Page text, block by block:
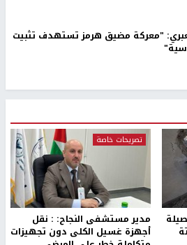
"معركة مضيق هرمز تستهدف تثبيت
تصريحات خاصة
مدير مستشفى النجاح: : نقل
أجهزة غسيل الكلى دون تجهيزات